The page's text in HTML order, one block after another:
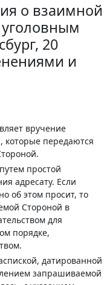
о взаимной
20
и
вручение
которые передаются
простой
адресату. Если
об этом просит, то
Стороной в
для
порядке,
датированной
запрашиваемой